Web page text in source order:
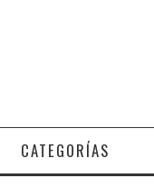
CATEGORÍAS